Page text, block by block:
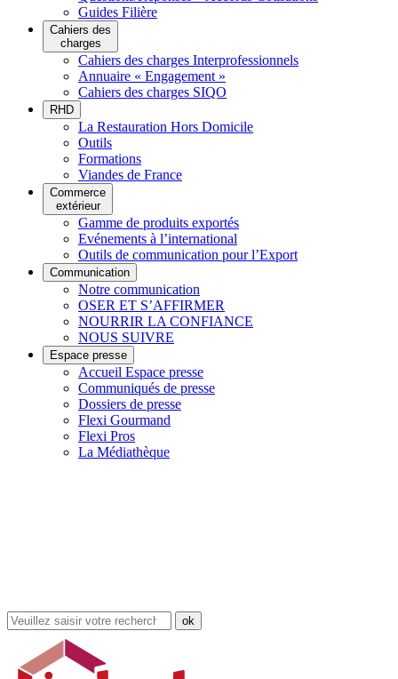
Guides Filière
Cahiers des
charges
Cahiers des charges Interprofessionnels
Annuaire « Engagement »
Cahiers des charges SIQO
RHD
La Restauration Hors Domicile
Outils
Formations
Viandes de France
Commerce
extérieur
Gamme de produits exportés
Evénements à l’international
Outils de communication pour l’Export
Communication
Notre communication
OSER ET S’AFFIRMER
NOURRIR LA CONFIANCE
NOUS SUIVRE
Espace presse
Accueil Espace presse
Communiqués de presse
Dossiers de presse
Flexi Gourmand
Flexi Pros
La Médiathèque
Rechercher
dans
site